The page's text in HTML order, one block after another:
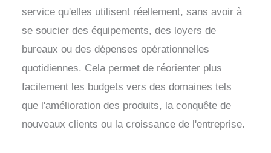
service qu'elles utilisent réellement, sans avoir à
se soucier des équipements, des loyers de
bureaux ou des dépenses opérationnelles
quotidiennes. Cela permet de réorienter plus
facilement les budgets vers des domaines tels
que l'amélioration des produits, la conquête de
nouveaux clients ou la croissance de l'entreprise.